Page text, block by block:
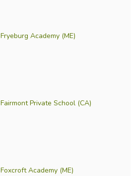
Fryeburg Academy (ME)
Fairmont Private School (CA)
Foxcroft Academy (ME)